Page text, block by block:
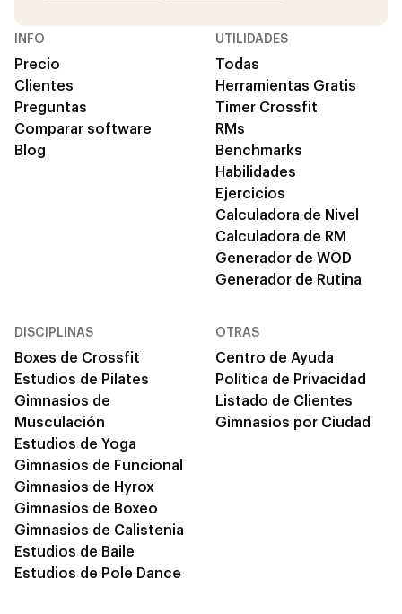
INFO
Precio
Clientes
Preguntas
Comparar software
Blog
UTILIDADES
Todas
Herramientas Gratis
Timer Crossfit
RMs
Benchmarks
Habilidades
Ejercicios
Calculadora de Nivel
Calculadora de RM
Generador de WOD
Generador de Rutina
DISCIPLINAS
Boxes de Crossfit
Estudios de Pilates
Gimnasios de
Musculación
Estudios de Yoga
Gimnasios de Funcional
Gimnasios de Hyrox
Gimnasios de Boxeo
Gimnasios de Calistenia
Estudios de Baile
Estudios de Pole Dance
OTRAS
Centro de Ayuda
Política de Privacidad
Listado de Clientes
Gimnasios por Ciudad